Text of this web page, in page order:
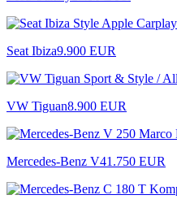
Seat Ibiza9.900 EUR
VW Tiguan8.900 EUR
Mercedes-Benz V41.750 EUR